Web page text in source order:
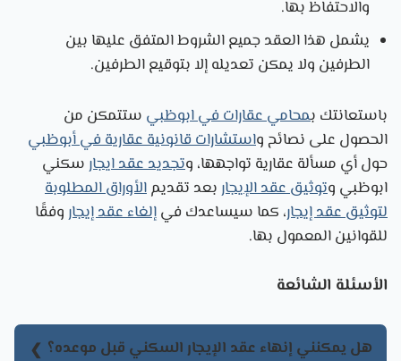
والاحتفاظ بها.
يشمل هذا العقد جميع الشروط المتفق عليها بين
الطرفين ولا يمكن تعديله إلا بتوقيع الطرفين.
باستعانتك بمحامي عقارات في ابوظبي ستتمكن من
الحصول على نصائح واستشارات قانونية عقارية في أبوظبي
حول أي مسألة عقارية تواجهها، وتجديد عقد ايجار سكني
ابوظبي وتوثيق عقد الإيجار بعد تقديمالأوراق المطلوبة
لتوثيق عقد إيجار، كما سيساعدك فيإلغاء عقد إيجار وفقًا
للقوانين المعمول بها.
الأسئلة الشائعة
هل يمكنني إنهاء عقد الإيجار السكني قبل موعده؟